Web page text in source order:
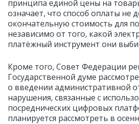
принципа единой цены на
означает, что способ оплаты не
окончательную стоимость для
независимо от того, какой
платёжный инструмент они
Кроме того, Совет Федерации
Государственной думе
о введении административной
нарушения, связанные с
посреднических цифровых
планируется рассмотреть в